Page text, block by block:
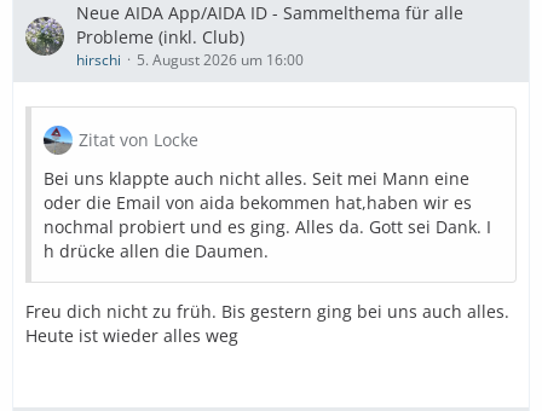
Neue AIDA App/AIDA ID - Sammelthema für alle
Probleme (inkl. Club)
hirschi 5. August 2026 um 16:00
Zitat von Locke
Bei uns klappte auch nicht alles. Seit mei Mann eine
oder die Email von aida bekommen hat,haben wir es
nochmal probiert und es ging. Alles da. Gott sei Dank. I
h drücke allen die Daumen.
Freu dich nicht zu früh. Bis gestern ging bei uns auch alles.
Heute ist wieder alles weg